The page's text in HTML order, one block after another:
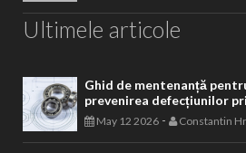
Ultimele articole
Ghid de mentenanță
prevenirea defecțiunilor
May 12 2026 - Constantin